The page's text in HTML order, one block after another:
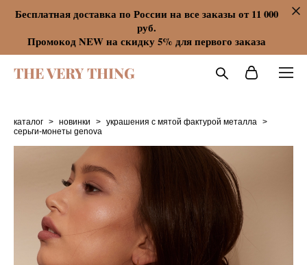
Бесплатная доставка по России на все заказы от 11 000
руб.
Промокод NEW на скидку 5% для первого заказа
THE VERY THING
каталог > новинки > украшения с мятой фактурой металла >
серьги-монеты genova